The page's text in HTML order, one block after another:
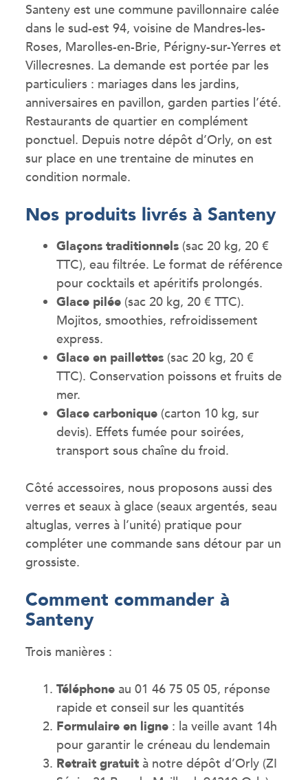
Santeny est une commune pavillonnaire calée
dans le sud-est 94, voisine de Mandres-les-
Roses, Marolles-en-Brie, Périgny-sur-Yerres et
Villecresnes. La demande est portée par les
particuliers : mariages dans les jardins,
anniversaires en pavillon, garden parties l’été.
Restaurants de quartier en complément
ponctuel. Depuis notre dépôt d’Orly, on est
sur place en une trentaine de minutes en
condition normale.
Nos produits livrés à Santeny
Glaçons traditionnels(sac 20 kg, 20 €
TTC), eau filtrée. Le format de référence
pour cocktails et apéritifs prolongés.
Glace pilée(sac 20 kg, 20 € TTC).
Mojitos, smoothies, refroidissement
express.
Glace en paillettes(sac 20 kg, 20 €
TTC). Conservation poissons et fruits de
mer.
Glace carbonique(carton 10 kg, sur
devis). Effets fumée pour soirées,
transport sous chaîne du froid.
Côté accessoires, nous proposons aussi des
verres et seaux à glace (seaux argentés, seau
altuglas, verres à l’unité) pratique pour
compléter une commande sans détour par un
grossiste.
Comment commander à
Santeny
Trois manières :
Téléphoneau 01 46 75 05 05, réponse
rapide et conseil sur les quantités
Formulaire en ligne: la veille avant 14h
pour garantir le créneau du lendemain
Retrait gratuità notre dépôt d’Orly (ZI